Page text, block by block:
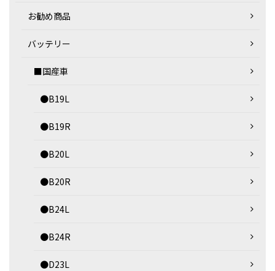
お勧め商品
バッテリー
■国産車
●B19L
●B19R
●B20L
●B20R
●B24L
●B24R
●D23L